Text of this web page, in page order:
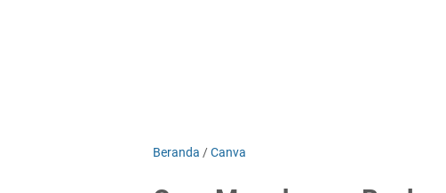
Beranda /Canva